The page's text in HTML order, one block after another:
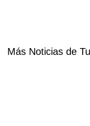
Más Noticias de